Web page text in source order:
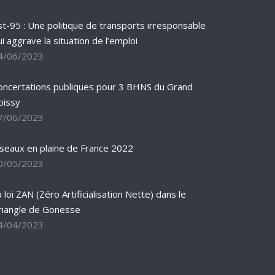
95 : Une politique de transports irresponsable
aggrave la situation de l’emploi
06/2023
publiques pour 3 BHNS du Grand
06/2023
en plaine de France 2022
05/2023
loi ZAN (Zéro Artificialisation Nette) dans le
de Gonesse
04/2023